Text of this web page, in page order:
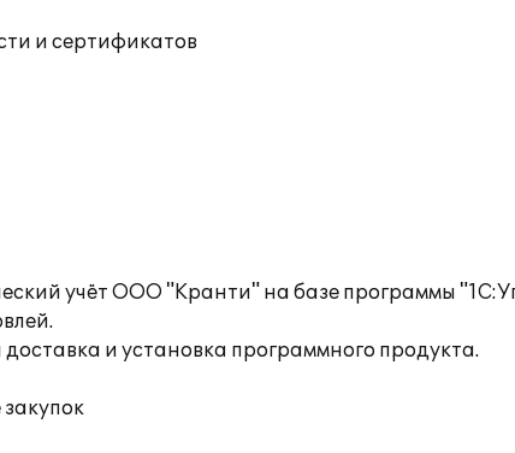
и сертификатов
учёт ООО "Кранти" на базе программы
и установка программного продукта.